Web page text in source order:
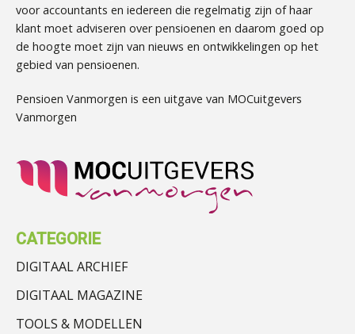
voor accountants en iedereen die regelmatig zijn of haar
klant moet adviseren over pensioenen en daarom goed op
de hoogte moet zijn van nieuws en ontwikkelingen op het
gebied van pensioenen.
Pensioen Vanmorgen is een uitgave van MOCuitgevers
Vanmorgen
CATEGORIE
DIGITAAL ARCHIEF
DIGITAAL MAGAZINE
TOOLS & MODELLEN